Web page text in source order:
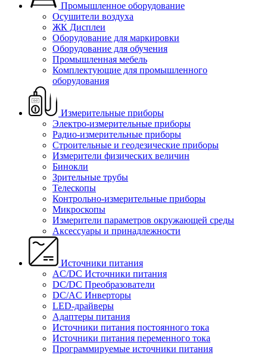
Промышленное оборудование
Осушители воздуха
ЖК Дисплеи
Оборудование для маркировки
Оборудование для обучения
Промышленная мебель
Комплектующие для промышленного
оборудования
Измерительные приборы
Электро-измерительные приборы
Радио-измерительные приборы
Строительные и геодезические приборы
Измерители физических величин
Бинокли
Зрительные трубы
Телескопы
Контрольно-измерительные приборы
Микроскопы
Измерители параметров окружающей среды
Аксессуары и принадлежности
Источники питания
AC/DC Источники питания
DC/DC Преобразователи
DC/AC Инверторы
LED-драйверы
Адаптеры питания
Источники питания постоянного тока
Источники питания переменного тока
Программируемые источники питания